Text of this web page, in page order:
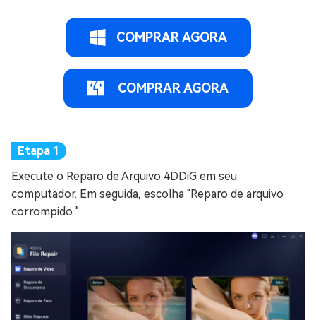
COMPRAR AGORA
COMPRAR AGORA
Execute o Reparo de Arquivo 4DDiG em seu
computador. Em seguida, escolha "Reparo de arquivo
corrompido ".